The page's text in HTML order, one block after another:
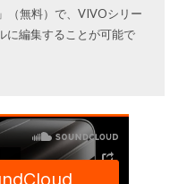
」（無料）で、VIVOシリー
に編集することが可能で